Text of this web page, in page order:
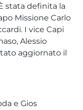
stata definita la
Missione Carlo
I vice Capi
Alessio
aggiornato il
e Gios